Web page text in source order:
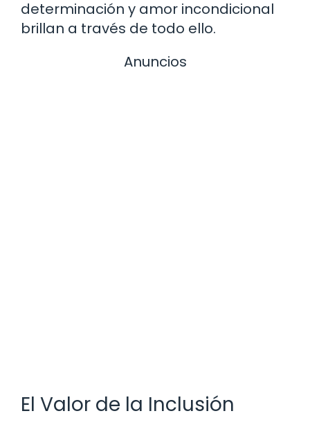
determinación y amor incondicional
brillan a través de todo ello.
Anuncios
El Valor de la Inclusión